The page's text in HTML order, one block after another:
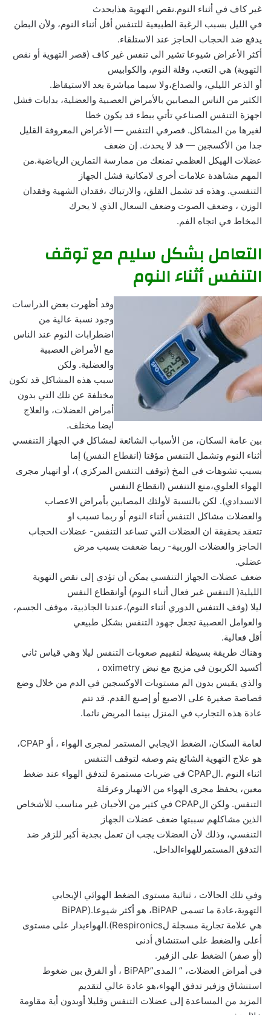
غير كاف في أثناء النوم.نقص التهوية هذايحدث
في الليل بسبب الرغبة الطبيعية للتنفس أقل أثناء النوم، ولأن البطن
يدفع ضد الحجاب الحاجز عند الاستلقاء.
أكثر الأعراض شيوعا تشير الى تنفس غير كاف (قصر التهوية أو نقص
التهوية) هي التعب، وقلة النوم، والكوابيس
أو الذعر الليلي، والصداع،ولا سيما مباشرة بعد الاستيقاظ.
الكثير من الناس المصابين بالأمراض العصبية والعضلية، بدايات فشل
اجهزة التنفس الصناعي تأتي ببطء قد يكون خطا
لغيرها من المشاكل. قصرفي التنفس — الأعراض المعروفة القليل
جدا من الأكسجين — قد لا يحدث. إن ضعف
عضلات الهيكل العظمي تمنعك من ممارسة التمارين الرياضية.من
المهم مشاهدة علامات أخرى لامكانية فشل الجهاز
التنفسي. وهذه قد تشمل القلق، والارتباك ،فقدان الشهية وفقدان
الوزن ، وضعف الصوت وضعف السعال الذي لا يحرك
المخاط في اتجاه الفم.
التعامل بشكل سليم مع توقف
التنفس أثناء النوم
وقد أظهرت بعض الدراسات
وجود نسبة عالية من
اضطرابات النوم عند الناس
مع الأمراض العصبية
والعضلية. ولكن
سبب هذه المشاكل قد تكون
مختلفة عن تلك التي بدون
أمراض العضلات، والعلاج
ايضا مختلف.
بين عامة السكان، من الأسباب الشائعة لمشاكل في الجهاز التنفسي
أثناء النوم وتشمل التنفس مؤقتا (انقطاع النفس) إما
بسبب تشوهات في المخ (توقف التنفس المركزي )، أو انهيار مجرى
الهواء العلوي،منع التنفس (انقطاع النفس
الانسدادي). لكن بالنسبة لأولئك المصابين بأمراض الاعصاب
والعضلات مشاكل التنفس أثناء النوم أو ربما تسبب او
تتعقد بحقيقة ان العضلات التي تساعد التنفس- عضلات الحجاب
الحاجز والعضلات الوربية- ربما ضعفت بسبب مرض
عضلي.
ضعف عضلات الجهاز التنفسي يمكن أن تؤدي إلى نقص التهوية
الليلية( التنفس غير فعال أثناء النوم) أوانقطاع النفس
ليلا (وقف التنفس الدوري أثناء النوم)،عندنا الجاذبية، موقف الجسم،
والعوامل العصبية تجعل جهود التنفس بشكل طبيعي
أقل فعالية.
وهناك طريقة بسيطة لتقييم صعوبات التنفس ليلا وهي قياس ثاني
أكسيد الكربون في مزيج مع نبض oximetry ،
والذي يقيس بدون الم مستويات الاوكسجين في الدم من خلال وضع
قصاصة صغيرة على الاصبع أو إصبع القدم. قد تتم
عادة هذه التجارب في المنزل بينما المريض نائما.
لعامة السكان، الضغط الايجابي المستمر لمجرى الهواء ، أو CPAP،
هو علاج التهوية الشائع يتم وصفه لتوقف التنفس
اثناء النوم .الCPAP في ضربات مستمرة لتدفق الهواء عند ضغط
معين، يحفظ مجرى الهواء من الانهيار وعرقلة
التنفس. ولكن الCPAP في كثير من الأحيان غير مناسب للأشخاص
الذين مشاكلهم سببتها ضعف عضلات الجهاز
التنفسي، وذلك لأن العضلات يجب ان تعمل بجدية أكبر للزفر ضد
التدفق المستمرللهواءالداخل.
وفي تلك الحالات ، ثنائية مستوى الضغط الهوائي الإيجابي
التهوية،عادة ما تسمى BiPAP، هو أكثر شيوعا.(BiPAP
هي علامة تجارية مسجلة لRespironics).الهواءيدار على مستوى
أعلى والضغط على استنشاق أدنى
(أو صفر) الضغط على الزفير.
في أمراض العضلات، ” المدى”BiPAP ، أو الفرق بين ضغوط
استنشاق وزفير تدفق الهواء،هو عادة عالي لتقديم
المزيد من المساعدة إلى عضلات التنفس وقليلا أوبدون أية مقاومة